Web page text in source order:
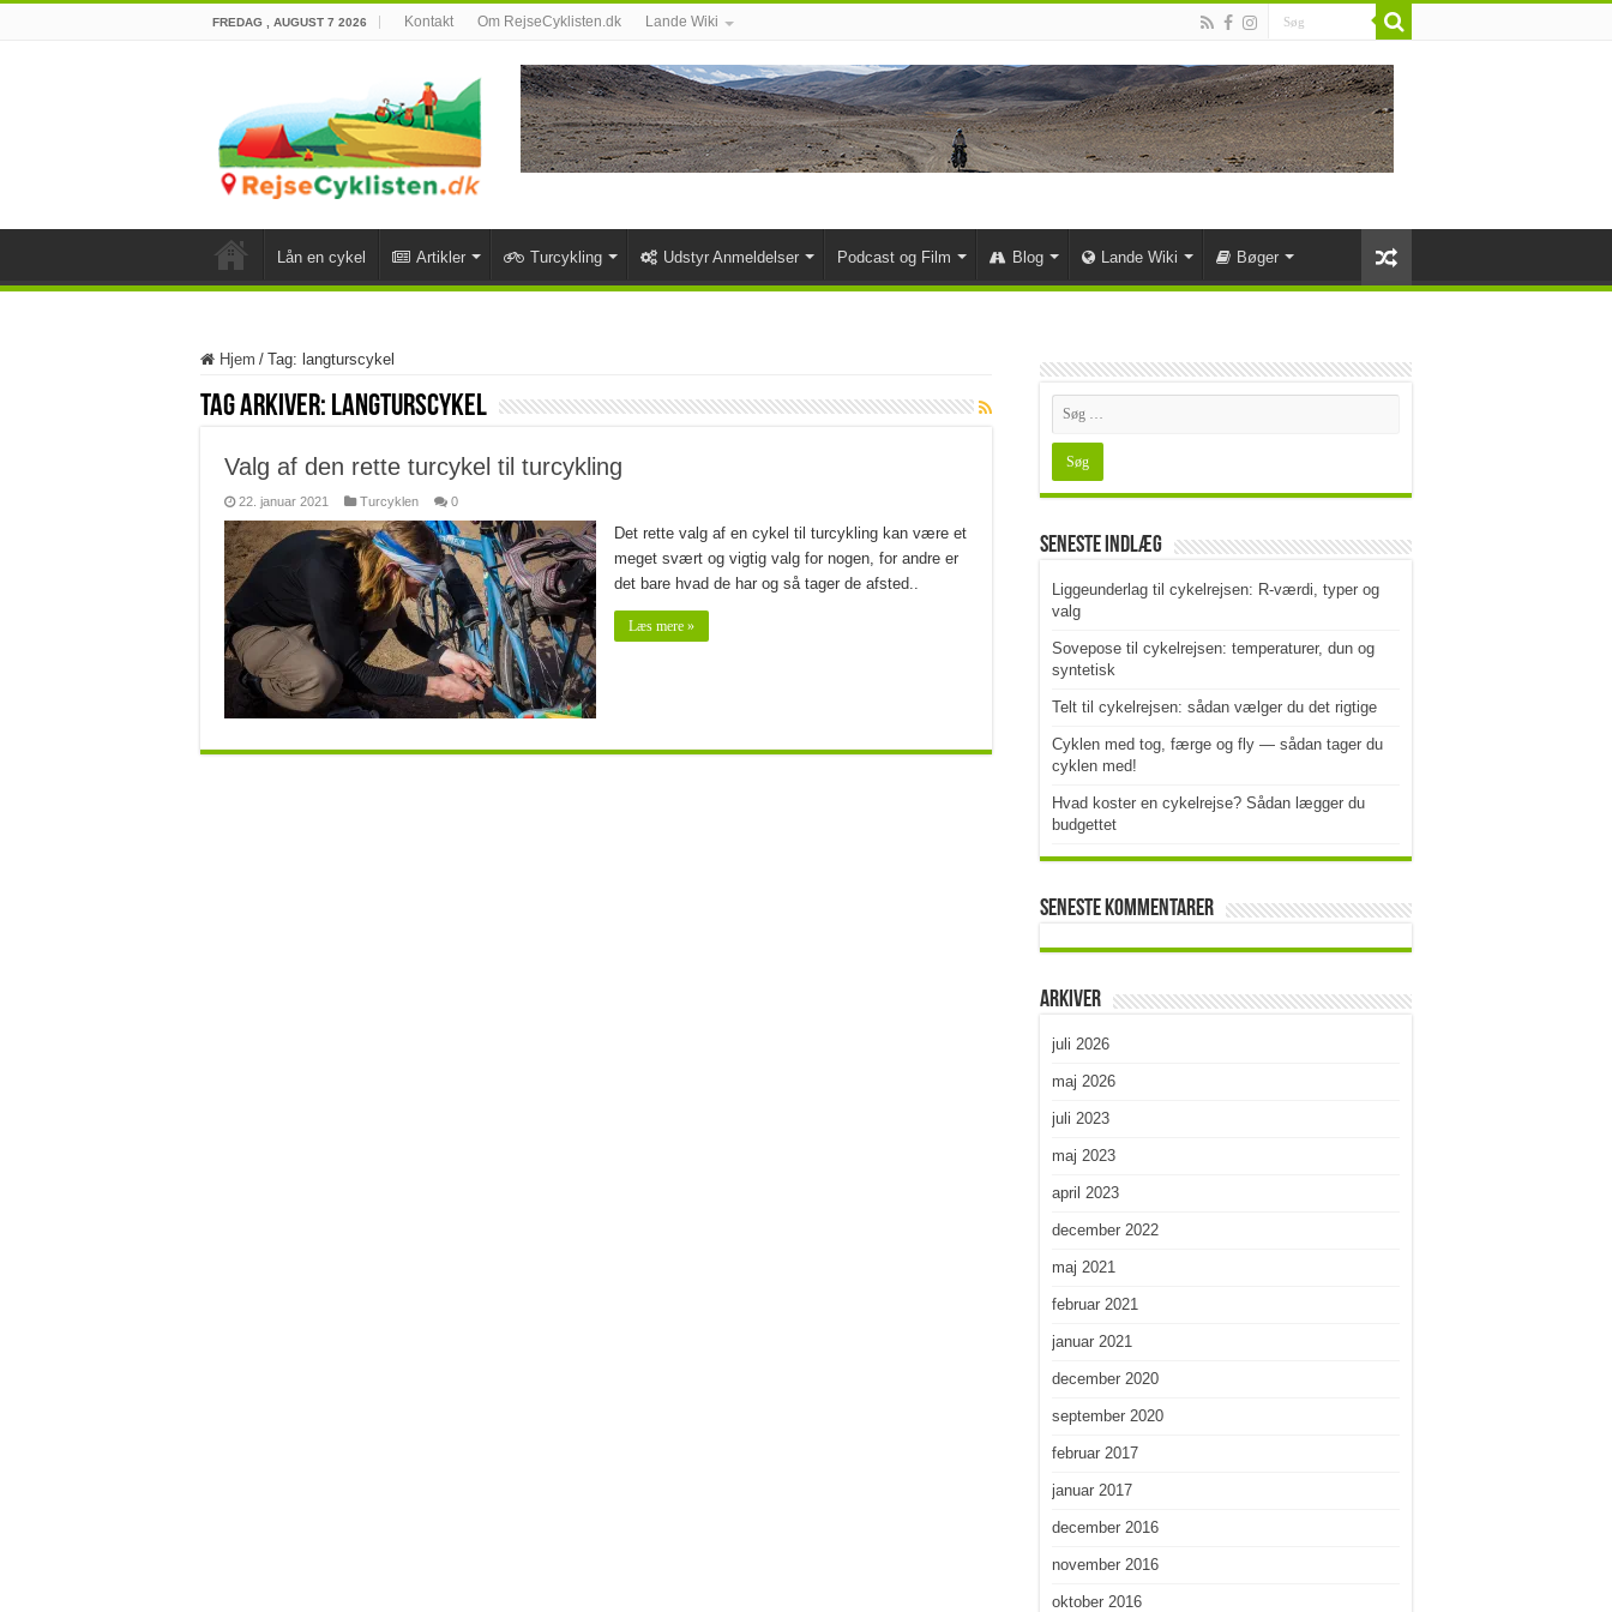
FREDAG , AUGUST 7 2026 Kontakt Om RejseCyklisten.dk Lande Wiki
Lån en cykel Artikler Turcykling Udstyr Anmeldelser Podcast og Film Blog Lande Wiki Bøger
Hjem / Tag: langturscykel
Tag Arkiver: langturscykel
Valg af den rette turcykel til turcykling
22. januar 2021 Turcyklen 0
Det rette valg af en cykel til turcykling kan være et
meget svært og vigtig valg for nogen, for andre er
det bare hvad de har og så tager de afsted..
Læs mere »
Seneste indlæg
Liggeunderlag til cykelrejsen: R-værdi, typer og
valg
Sovepose til cykelrejsen: temperaturer, dun og
syntetisk
Telt til cykelrejsen: sådan vælger du det rigtige
Cyklen med tog, færge og fly — sådan tager du
cyklen med!
Hvad koster en cykelrejse? Sådan lægger du
budgettet
Seneste kommentarer
Arkiver
juli 2026
maj 2026
juli 2023
maj 2023
april 2023
december 2022
maj 2021
februar 2021
januar 2021
december 2020
september 2020
februar 2017
januar 2017
december 2016
november 2016
oktober 2016